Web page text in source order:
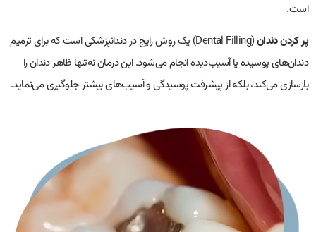
است.
پر کردن دندان
(Dental Filling) یک روش رایج در دندانپزشکی است که برای ترمیم
دندان‌های پوسیده یا آسیب‌دیده انجام می‌شود. این درمان نه‌تنها ظاهر دندان را
بازسازی می‌کند، بلکه از پیشرفت پوسیدگی و آسیب‌های بیشتر جلوگیری می‌نماید.